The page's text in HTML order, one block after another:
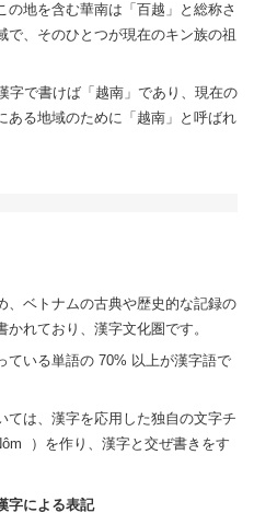
の地を含む華南は「百越」と総称さ
で、そのひとつが現在のキン族の祖
字で書けば「越南」であり、現在の
ある地域のために「越南」と呼ばれ
、ベトナムの古典や歴史的な記録の
れており、漢字文化圏です。
ている単語の 70% 以上が漢字語で
ては、漢字を応用した独自の文字チ
）を作り、漢字と交ぜ書きをす
字による表記